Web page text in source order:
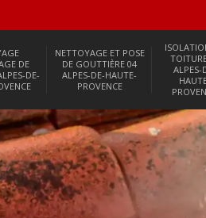
DE
DE-
NETTOYAGE ET POSE
DE GOUTTIÈRE 04
ALPES-DE-HAUTE-
PROVENCE
ALPES-